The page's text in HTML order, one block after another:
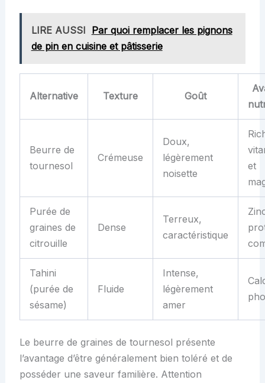
LIRE AUSSI Par quoi remplacer les pignons
de pin en cuisine et pâtisserie
Alternative Texture Goût
Beurre de
tournesol
Crémeuse
Doux,
légèrement
noisette
et
Purée de
graines de
citrouille
Dense
Terreux,
caractéristique
Tahini
(purée de
sésame)
Fluide
Intense,
légèrement
amer
Le beurre de graines de tournesol présente
l’avantage d’être généralement bien toléré et de
posséder une saveur familière. Attention